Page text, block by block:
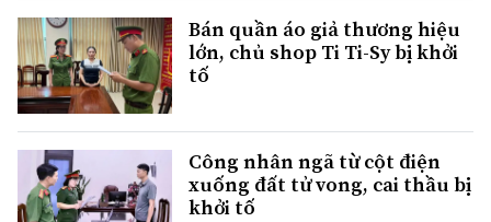
Bán quần áo giả thương hiệu
lớn, chủ shop Ti Ti-Sy bị khởi
tố
Công nhân ngã từ cột điện
xuống đất tử vong, cai thầu bị
khởi tố